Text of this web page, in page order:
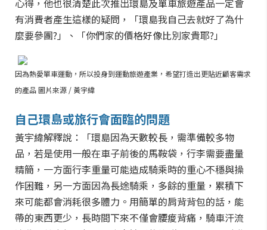
心得，他也很清楚此次推出環島及單車旅遊產品一定會
有消費者產生這樣的疑問，「環島我自己去就好了為什
麼要參團?」、「你們家的價格好像比別家貴耶?」
因為熱愛單車運動，所以投身到運動旅遊產業，希望打造出更貼近顧客需求
的產品 圖片來源 / 黃宇緯
自己環島或旅行會面臨的問題
黃宇緯解釋說：「環島因為天數較長，需準備較多物
品，若是使用一般在車子前後的馬鞍袋，行李需要盡量
精簡，一方面行李重量可能造成騎乘時的重心不穩與操
作困難，另一方面因為長途騎乘，多餘的重量，累積下
來可能都會消耗很多體力。用簡單的肩背背包的話，能
帶的東西更少，長時間下來不僅會腰痠背痛，騎車汗流